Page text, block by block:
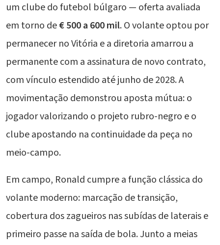
um clube do futebol búlgaro — oferta avaliada
em torno de€ 500 a 600 mil. O volante optou por
permanecer no Vitória e a diretoria amarrou a
permanente com a assinatura de novo contrato,
com vínculo estendido até junho de 2028. A
movimentação demonstrou aposta mútua: o
jogador valorizando o projeto rubro-negro e o
clube apostando na continuidade da peça no
meio-campo.
Em campo, Ronald cumpre a função clássica do
volante moderno: marcação de transição,
cobertura dos zagueiros nas subídas de laterais e
primeiro passe na saída de bola. Junto a meias